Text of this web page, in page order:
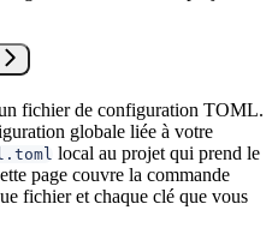
fichier de configuration TOML.
globale liée à votre
local au projet qui prend le
page couvre la commande
fichier et chaque clé que vous